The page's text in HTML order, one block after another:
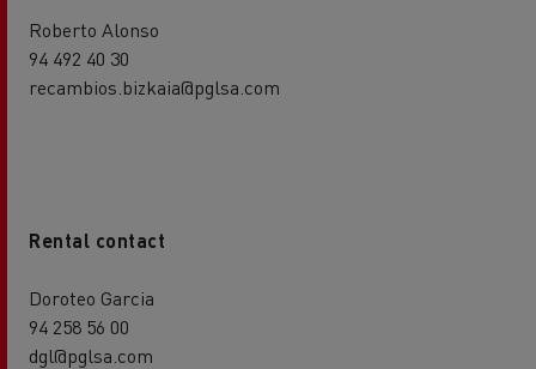
Roberto Alonso
94 492 40 30
recambios.bizkaia@pglsa.com
Rental contact
Doroteo Garcia
94 258 56 00
dgl@pglsa.com